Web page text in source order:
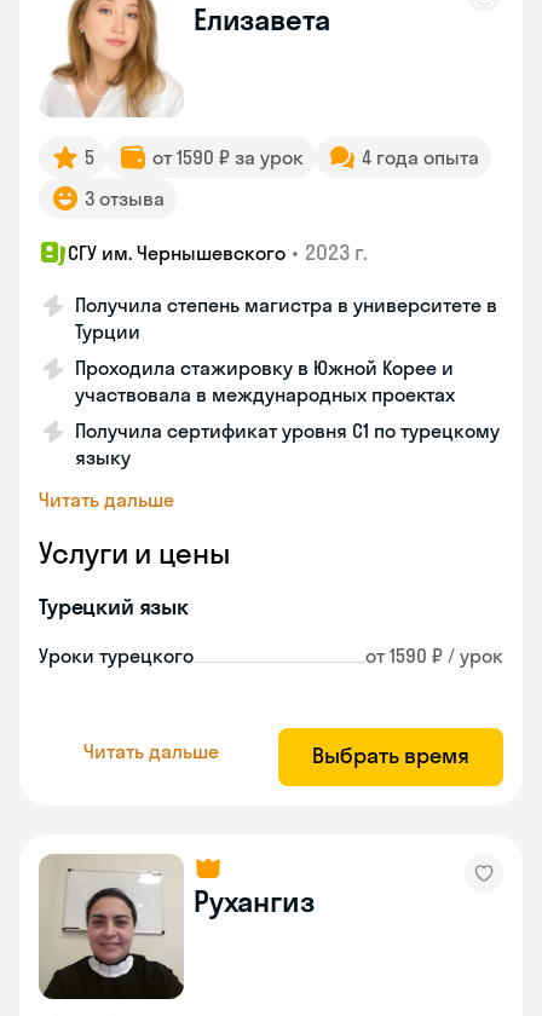
Елизавета
5 от 1590 ₽ за урок
4 года опыта
3 отзыва
СГУ им. Чернышевского • 2023 г.
Получила степень магистра в университете в
Турции
Проходила стажировку в Южной Корее и
участвовала в международных проектах
Получила сертификат уровня C1 по турецкому
языку
Читать дальше
Услуги и цены
Турецкий язык
Уроки турецкого от 1590 ₽ / урок
Читать дальше Выбрать время
Рухангиз